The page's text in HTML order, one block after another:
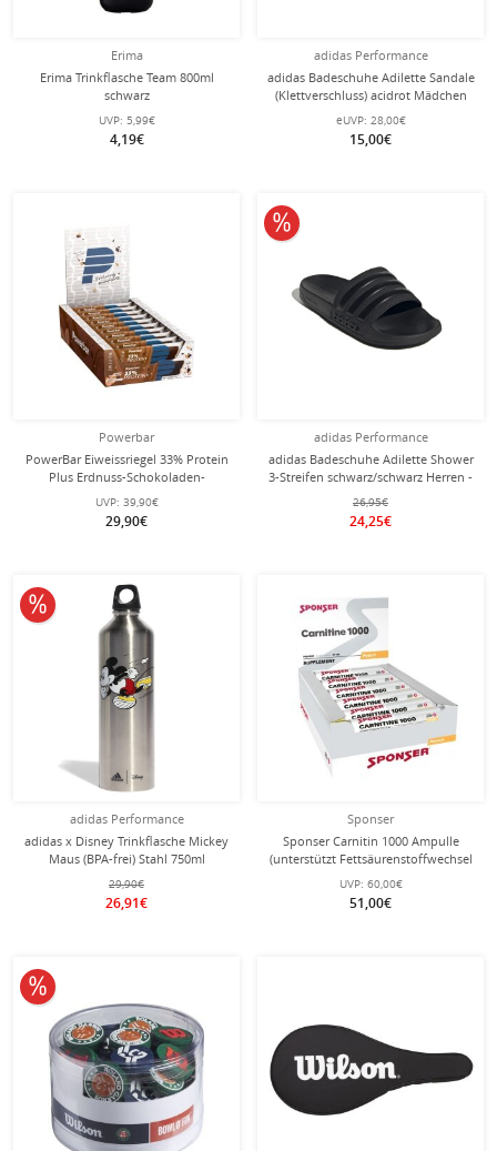
Erima
Erima Trinkflasche Team 800ml
schwarz
UVP: 5,99€
4,19€
adidas Performance
adidas Badeschuhe Adilette Sandale
(Klettverschluss) acidrot Mädchen
eUVP: 28,00€
15,00€
Powerbar
PowerBar Eiweissriegel 33% Protein
Plus Erdnuss-Schokoladen-
Geschmack 10x90g Box
UVP: 39,90€
29,90€
adidas Performance
adidas Badeschuhe Adilette Shower
3-Streifen schwarz/schwarz Herren -
1 Paar
26,95€
24,25€
10% reduziert
adidas Performance
adidas x Disney Trinkflasche Mickey
Maus (BPA-frei) Stahl 750ml
silbergrau
29,90€
26,91€
10% reduziert
Sponser
Sponser Carnitin 1000 Ampulle
(unterstützt Fettsäurenstoffwechsel
& Muskelfunktion) 30x25ml Box
UVP: 60,00€
51,00€
10% reduziert